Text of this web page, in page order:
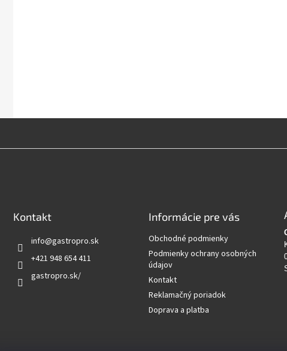
Kontakt
info@gastropro.sk
+421 948 654 411
gastropro.sk/
Informácie pre vás
Obchodné podmienky
Podmienky ochrany osobných
údajov
Kontakt
Reklamačný poriadok
Doprava a platba